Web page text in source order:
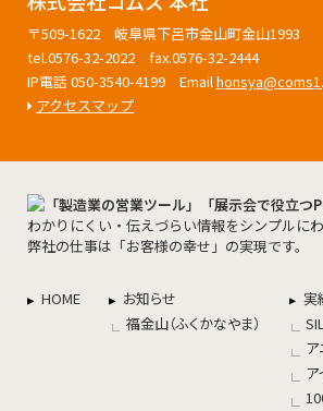
〒509-1622 岐阜県下呂市金山町金山1993
tel.0576-32-2022 fax.0576-32-2444
IP電話 050-3540-4199 Email
アクセスマップ
わかりにくい・伝えづらい情報をシンプルに
弊社の仕事は「お客様の幸せ」の実現です。
HOME
お知らせ
福金山（ふくかなやま）
実
ア
ア